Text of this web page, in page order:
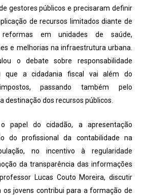
gestores públicos e precisaram definir
de recursos limitados diante de
em unidades de saúde,
e melhorias na infraestrutura urbana.
o debate sobre responsabilidade
que a cidadania fiscal vai além do
passando também pelo
destinação dos recursos públicos.
papel do cidadão, a apresentação
do profissional da contabilidade na
no incentivo à regularidade
da transparência das informações
Lucas Couto Moreira, discutir
os jovens contribui para a formação de